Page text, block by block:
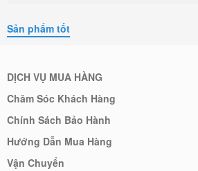
Sản phẩm tốt
DỊCH VỤ MUA HÀNG
Chăm Sóc Khách Hàng
Chính Sách Bảo Hành
Hướng Dẫn Mua Hàng
Vận Chuyển